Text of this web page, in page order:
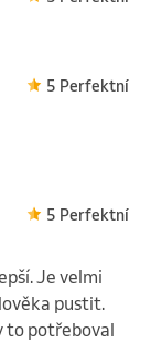
5 Perfektní
5 Perfektní
Je velmi
pustit.
to potřeboval